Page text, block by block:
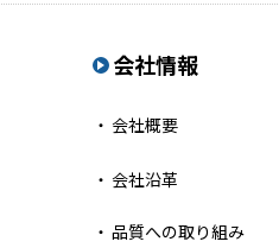
会社情報
会社概要
会社沿革
品質への取り組み